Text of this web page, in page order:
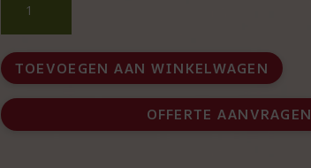
Huiselijk
Verwenmomentje
aantal
TOEVOEGEN AAN WINKELWAGEN
OFFERTE AANVRAGEN